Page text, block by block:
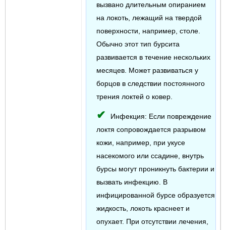
вызвано длительным опиранием
на локоть, лежащий на твердой
поверхности, например, столе.
Обычно этот тип бурсита
развивается в течение нескольких
месяцев. Может развиваться у
борцов в следствии постоянного
трения локтей о ковер.
Инфекция: Если повреждение
локтя сопровождается разрывом
кожи, например, при укусе
насекомого или ссадине, внутрь
бурсы могут проникнуть бактерии и
вызвать инфекцию. В
инфицированной бурсе образуется
жидкость, локоть краснеет и
опухает. При отсутствии лечения,